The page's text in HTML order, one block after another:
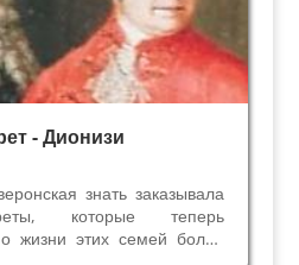
- Дионизи
знать заказывала
которые теперь
жизни этих семей более